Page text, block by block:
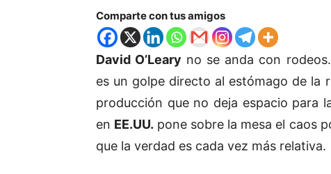
Comparte con tus amigos
David O’Leary no se anda con
es un golpe directo al estómago de la
producción que no deja espacio para
en EE.UU. pone sobre la mesa el caos
que la verdad es cada vez más relativa.